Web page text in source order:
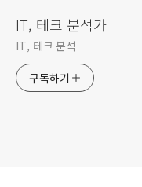
IT, 테크 분석가
IT, 테크 분석
구독하기